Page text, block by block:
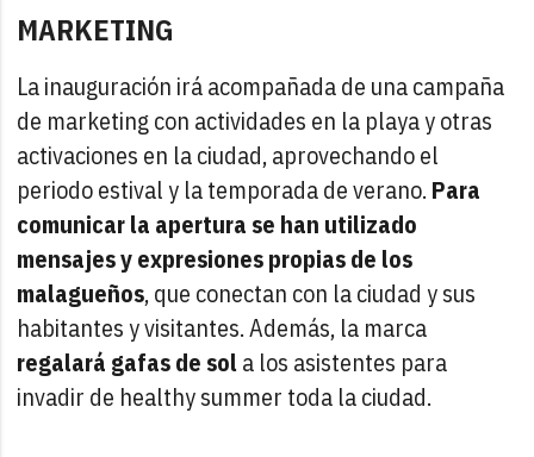
MARKETING
La inauguración irá acompañada de una campaña
de marketing con actividades en la playa y otras
activaciones en la ciudad, aprovechando el
periodo estival y la temporada de verano. Para
comunicar la apertura se han utilizado
mensajes y expresiones propias de los
malagueños, que conectan con la ciudad y sus
habitantes y visitantes. Además, la marca
regalará gafas de sola los asistentes para
invadir de healthy summer toda la ciudad.